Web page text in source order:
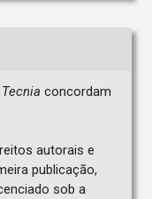
Tecnia concordam
autorais e
publicação,
sob a